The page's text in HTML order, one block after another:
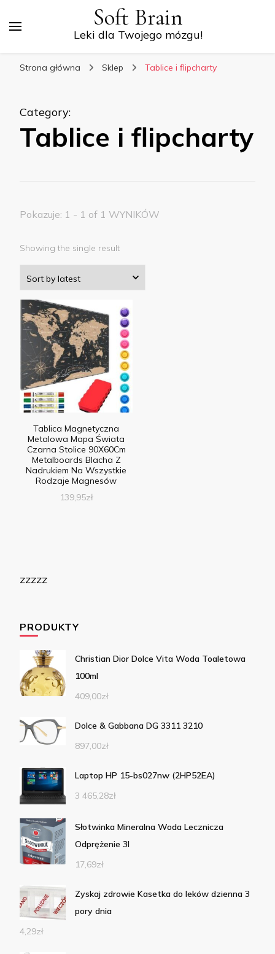
Soft Brain
Leki dla Twojego mózgu!
Strona główna Sklep Tablice i flipcharty
Category:
Tablice i flipcharty
Pokazuje: 1 - 1 of 1 WYNIKÓW
Showing the single result
Tablica Magnetyczna
Metalowa Mapa Świata
Czarna Stolice 90X60Cm
Metalboards Blacha Z
Nadrukiem Na Wszystkie
Rodzaje Magnesów
139,95zł
zzzzz
PRODUKTY
Christian Dior Dolce Vita Woda Toaletowa
100ml
409,00zł
Dolce & Gabbana DG 3311 3210
897,00zł
Laptop HP 15-bs027nw (2HP52EA)
3 465,28zł
Słotwinka Mineralna Woda Lecznicza
Odprężenie 3l
17,69zł
Zyskaj zdrowie Kasetka do leków dzienna 3
pory dnia
4,29zł